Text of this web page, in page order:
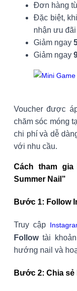
Đơn hàng
Đặc biệt,
nhận ưu đãi
Giảm ngay
Giảm ngay
Mini
Voucher được
chăm sóc móng
chi phí và dễ
với nhu cầu.
Cách tham gia
Summer Nail”
Bước 1: Follow
Truy cập
Followtài khoản
hướng nail và
Bước 2: Chia